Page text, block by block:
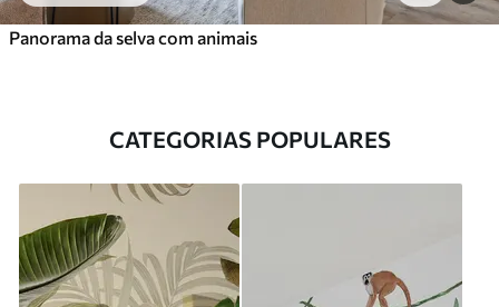
Panorama da selva com animais
CATEGORIAS POPULARES